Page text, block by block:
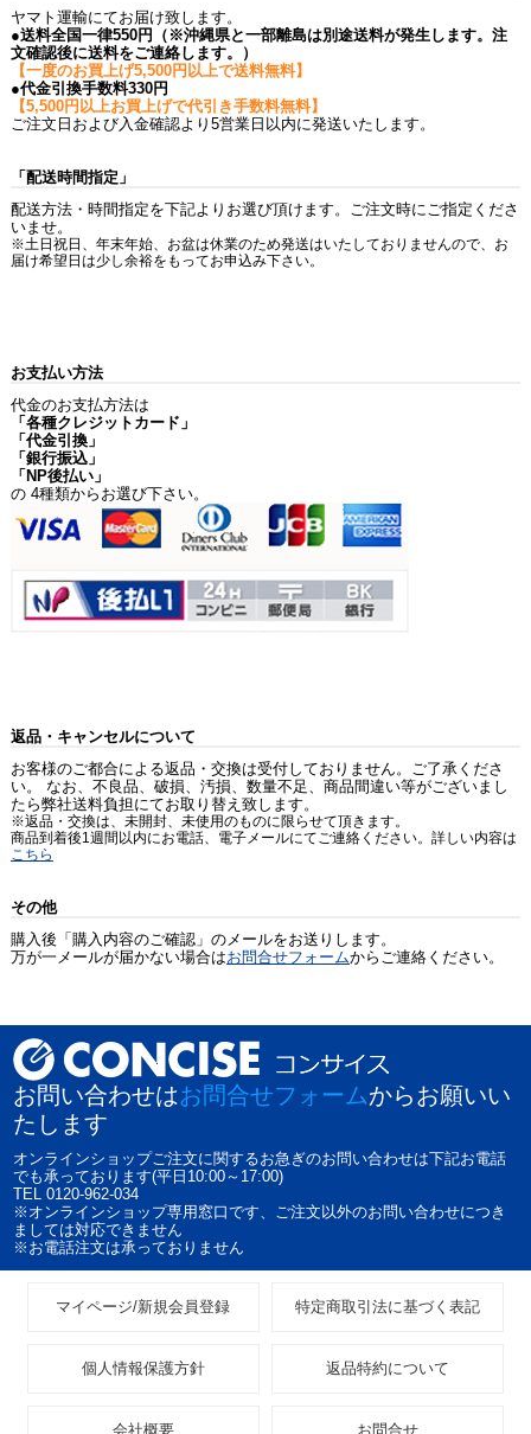
ヤマト運輸にてお届け致します。
●送料全国一律550円（※沖縄県と一部離島は別途送料が発生します。注
文確認後に送料をご連絡します。）
【一度のお買上げ5,500円以上で送料無料】
●代金引換手数料330円
【5,500円以上お買上げで代引き手数料無料】
ご注文日および入金確認より5営業日以内に発送いたします。
「配送時間指定」
配送方法・時間指定を下記よりお選び頂けます。ご注文時にご指定くださ
いませ。
※土日祝日、年末年始、お盆は休業のため発送はいたしておりませんので、お
届け希望日は少し余裕をもってお申込み下さい。
お支払い方法
代金のお支払方法は
「各種クレジットカード」
「代金引換」
「銀行振込」
「NP後払い」
の 4種類からお選び下さい。
返品・キャンセルについて
お客様のご都合による返品・交換は受付しておりません。ご了承くださ
い。 なお、不良品、破損、汚損、数量不足、商品間違い等がございまし
たら弊社送料負担にてお取り替え致します。
※返品・交換は、未開封、未使用のものに限らせて頂きます。
商品到着後1週間以内にお電話、電子メールにてご連絡ください。詳しい内容は
こちら
その他
購入後「購入内容のご確認」のメールをお送りします。
万が一メールが届かない場合はお問合せフォームからご連絡ください。
お問い合わせはお問合せフォームからお願いい
たします
オンラインショップご注文に関するお急ぎのお問い合わせは下記お電話
でも承っております(平日10:00～17:00)
TEL 0120-962-034
※オンラインショップ専用窓口です、ご注文以外のお問い合わせにつき
ましては対応できません
※お電話注文は承っておりません
マイページ/新規会員登録 特定商取引法に基づく表記
個人情報保護方針 返品特約について
会社概要 お問合せ